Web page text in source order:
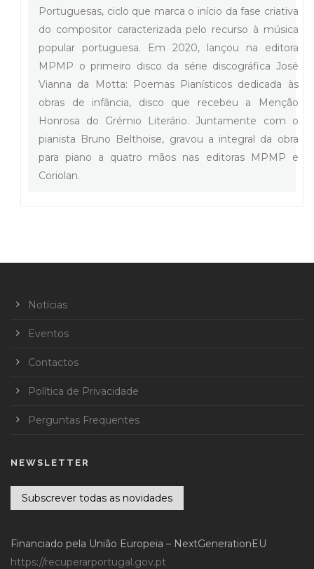
Portuguesas, ciclo que marca o início da fase criativa
do compositor caracterizada pelo recurso à música
popular portuguesa. Em 2020, lançou na editora
MPMP o primeiro disco da série discográfica José
Vianna da Motta: Poemas Pianísticos dedicada às
obras de infância, disco que recebeu a Menção
Honrosa do Grémio Literário. Juntamente com o
pianista Bruno Belthoise, gravou a integral da obra
para piano a quatro mãos nas editoras MPMP e
Coriolan.
Notícias
Eventos
Contactos
Política de Privacidade
Perguntas Frequentes
NEWSLETTER
Subscrever todas as novidades
Financiado pela União Europeia – NextGenerationEU
https://recuperarportugal.gov.pt